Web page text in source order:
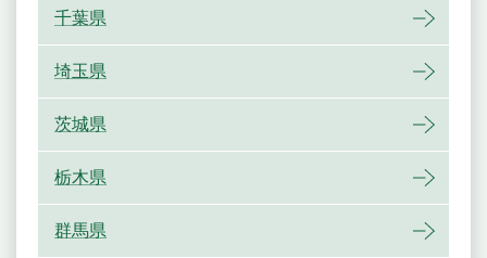
千葉県
埼玉県
茨城県
栃木県
群馬県